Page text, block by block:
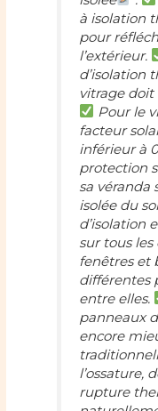
à isolation
pour
l’extérieur.
d’isolation
vitrage doit
Pour le
facteur
inférieur à
protection
sa véranda
isolée du
d’isolation
sur tous
fenêtres et
différentes
entre elles.
panneaux
encore
l’ossature,
rupture